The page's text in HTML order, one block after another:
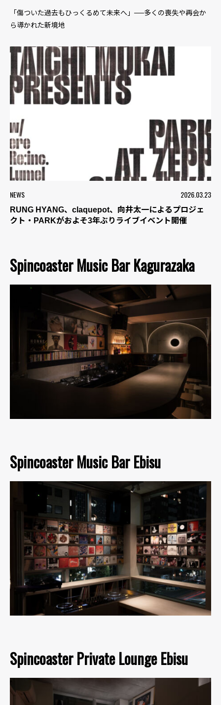
「傷ついた過去もひっくるめて未来へ」──多くの喪失や再会か
ら導かれた新境地
NEWS 2026.03.23
RUNG HYANG、claquepot、向井太一によるプロジェ
クト・PARKがおよそ3年ぶりライブイベント開催
Spincoaster Music Bar Kagurazaka
Spincoaster Music Bar Ebisu
Spincoaster Private Lounge Ebisu